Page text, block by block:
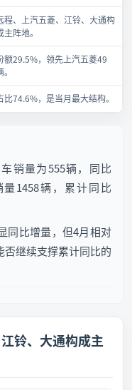
程、上汽五菱、江铃、大通构
主阵地。
额29.5%，领先上汽五菱49
比74.6%，是当月最大结构。
销量为555辆，同比
量1458辆，累计同比
同比增量，但4月相对
否继续支撑累计同比的
铃、大通构成主